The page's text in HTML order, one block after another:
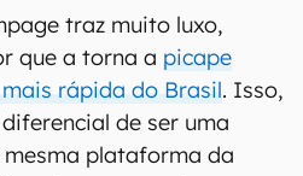
traz muito luxo,
que a torna a picape
rápida do Brasil. Isso,
de ser uma
plataforma da